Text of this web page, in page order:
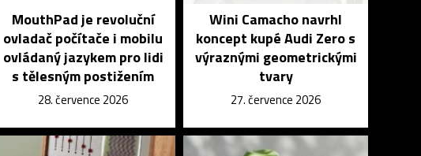
MouthPad je revoluční
ovladač počítače i mobilu
ovládaný jazykem pro lidi
s tělesným postižením
28. července 2026
Wini Camacho navrhl
koncept kupé Audi Zero s
výraznými geometrickými
tvary
27. července 2026